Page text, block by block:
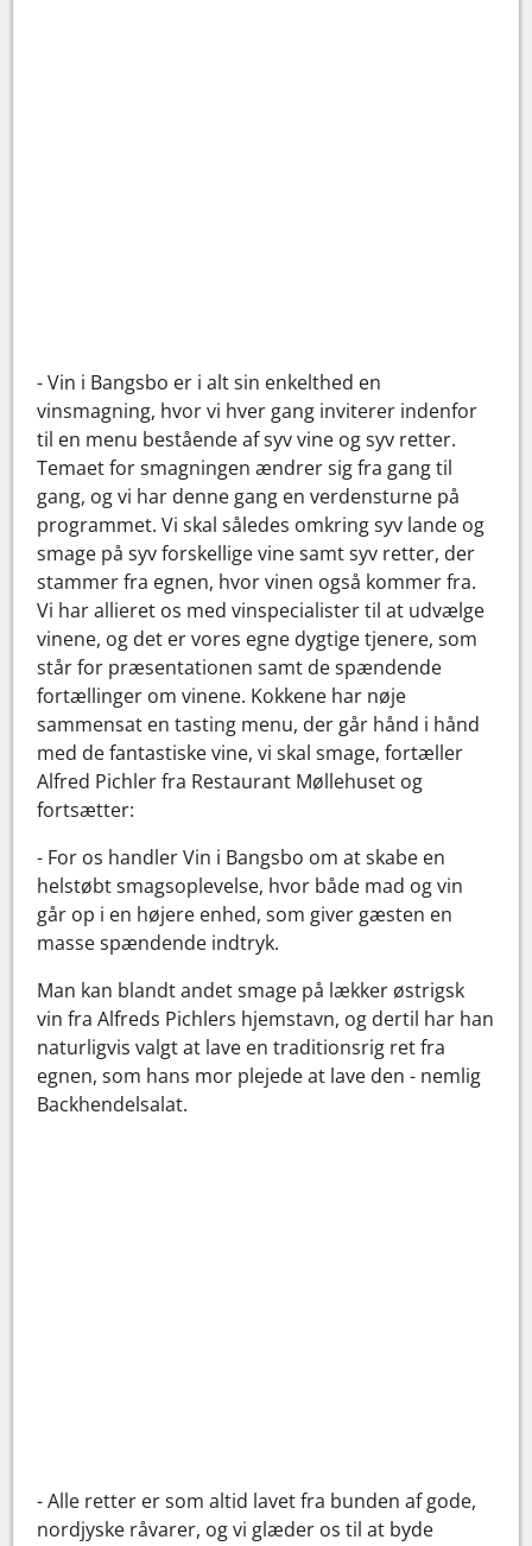
- Vin i Bangsbo er i alt sin enkelthed en
vinsmagning, hvor vi hver gang inviterer indenfor
til en menu bestående af syv vine og syv retter.
Temaet for smagningen ændrer sig fra gang til
gang, og vi har denne gang en verdensturne på
programmet. Vi skal således omkring syv lande og
smage på syv forskellige vine samt syv retter, der
stammer fra egnen, hvor vinen også kommer fra.
Vi har allieret os med vinspecialister til at udvælge
vinene, og det er vores egne dygtige tjenere, som
står for præsentationen samt de spændende
fortællinger om vinene. Kokkene har nøje
sammensat en tasting menu, der går hånd i hånd
med de fantastiske vine, vi skal smage, fortæller
Alfred Pichler fra Restaurant Møllehuset og
fortsætter:
- For os handler Vin i Bangsbo om at skabe en
helstøbt smagsoplevelse, hvor både mad og vin
går op i en højere enhed, som giver gæsten en
masse spændende indtryk.
Man kan blandt andet smage på lækker østrigsk
vin fra Alfreds Pichlers hjemstavn, og dertil har han
naturligvis valgt at lave en traditionsrig ret fra
egnen, som hans mor plejede at lave den - nemlig
Backhendelsalat.
- Alle retter er som altid lavet fra bunden af gode,
nordjyske råvarer, og vi glæder os til at byde